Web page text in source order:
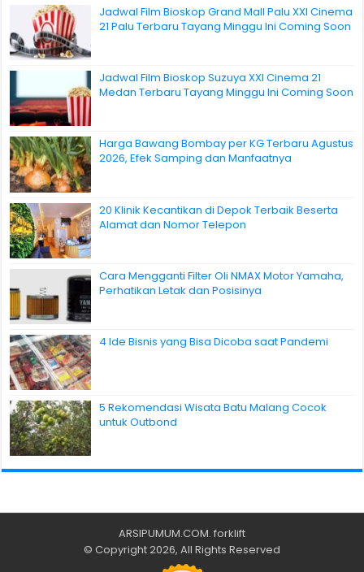
Jadwal Film Bioskop Grand Mall Palu XXI Cinema
21 Palu Terbaru Tayang Minggu Ini Coming Soon
Jadwal Film Bioskop Suzuya XXI Cinema 21
Medan Terbaru Tayang Minggu Ini Coming Soon
Harga Bawang Bombay per KG Terbaru Agustus
2026, Efek Samping dan Manfaatnya
20 Klinik Kecantikan di Depok Terbaik Beserta
Alamat dan Nomor Telepon
Cara Mengganti Filter Oli NMAX Motor Yamaha,
Perhatikan Letak dan Posisinya
4 Ide Bisnis yang Bisa Dicoba saat Pandemi
5 Rekomendasi Wisata Batu Malang Cocok
untuk Outbond
ARSIPUMUM.COM. forklift
© Copyright 2026, All Rights Reserved